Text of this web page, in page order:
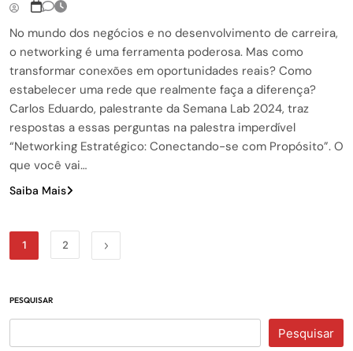
No mundo dos negócios e no desenvolvimento de carreira,
o networking é uma ferramenta poderosa. Mas como
transformar conexões em oportunidades reais? Como
estabelecer uma rede que realmente faça a diferença?
Carlos Eduardo, palestrante da Semana Lab 2024, traz
respostas a essas perguntas na palestra imperdível
“Networking Estratégico: Conectando-se com Propósito”. O
que você vai…
Saiba Mais
1 2
PESQUISAR
Pesquisar